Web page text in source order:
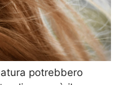
potrebbero